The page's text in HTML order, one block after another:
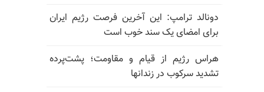
دونالد ترامپ: این آخرین فرصت رژیم ایران
برای امضای یک سند خوب است
هراس رژیم از قیام و مقاومت؛ پشت‌پرده
تشدید سرکوب در زندانها